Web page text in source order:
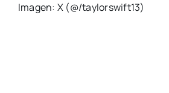
Imagen: X (@/taylorswift13)